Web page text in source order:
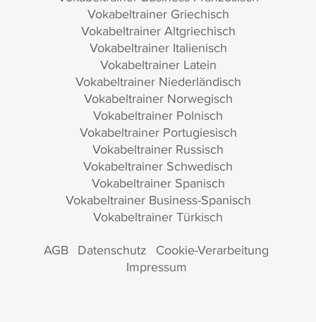
Vokabeltrainer Griechisch
Vokabeltrainer Altgriechisch
Vokabeltrainer Italienisch
Vokabeltrainer Latein
Vokabeltrainer Niederländisch
Vokabeltrainer Norwegisch
Vokabeltrainer Polnisch
Vokabeltrainer Portugiesisch
Vokabeltrainer Russisch
Vokabeltrainer Schwedisch
Vokabeltrainer Spanisch
Vokabeltrainer Business-Spanisch
Vokabeltrainer Türkisch
AGB Datenschutz Cookie-Verarbeitung
Impressum